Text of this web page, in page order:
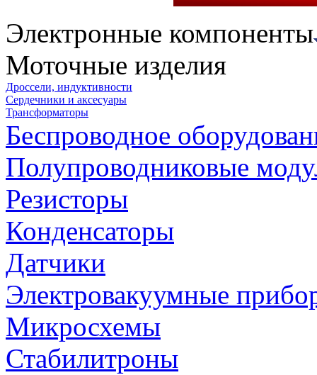
Электронные компоненты
Моточные изделия
Дроссели, индуктивности
Сердечники и аксесуары
Трансформаторы
Беспроводное
Полупроводниковые
Резисторы
Конденсаторы
Датчики
Электровакуумные
Микросхемы
Стабилитроны